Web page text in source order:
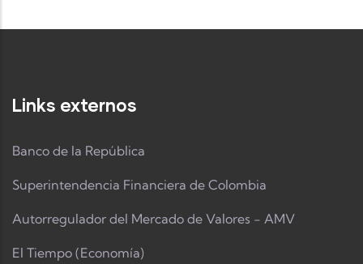
Links externos
Banco de la República
Superintendencia Financiera de Colombia
Autorregulador del Mercado de Valores - AMV
El Tiempo (Economía)